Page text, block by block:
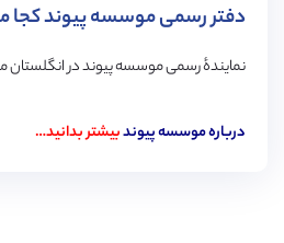
دفتر رسمی موسسه پیوند کجا
نمایندهٔ رسمی موسسه پیوند در انگلستان
درباره موسسه پیوندبیشتر بدانید…